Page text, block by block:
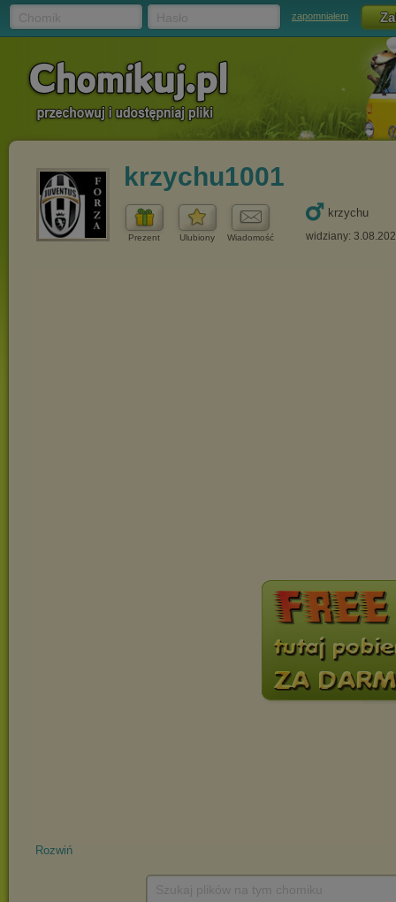
zapomniałem
krzychu1001
Prezent Ulubiony Wiadomość
krzychu
widziany:
Rozwiń